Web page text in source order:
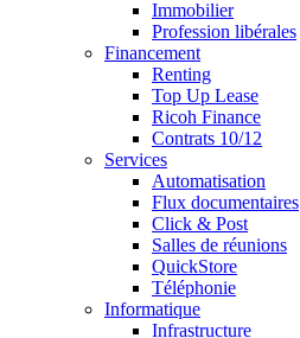
Immobilier
Profession libérales
Financement
Renting
Top Up Lease
Ricoh Finance
Contrats 10/12
Services
Automatisation
Flux documentaires
Click & Post
Salles de réunions
QuickStore
Téléphonie
Informatique
Infrastructure